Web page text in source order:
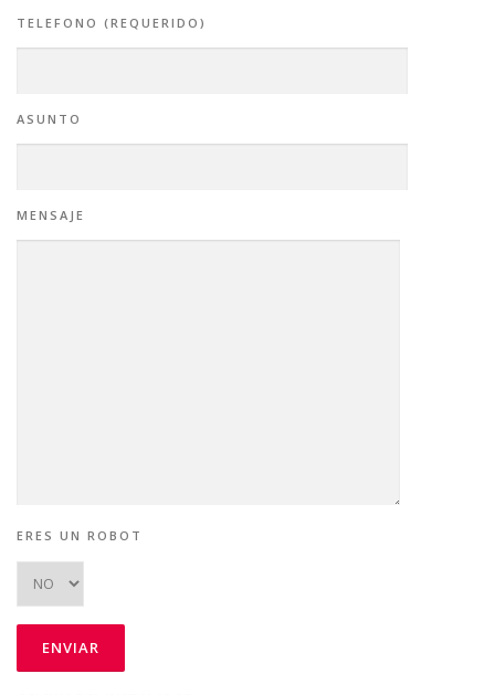
TELEFONO (REQUERIDO)
ASUNTO
MENSAJE
ERES UN ROBOT